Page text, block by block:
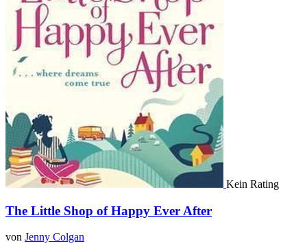
Kein Rating
The Little Shop of Happy Ever After
von Jenny Colgan